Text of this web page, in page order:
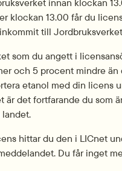
innan klockan
klockan 13.00 får du
till
som du angett i
och 5 procent mindre
etanol med din licens
är det fortfarande du som
hittar du den i LICnet
Du får inget